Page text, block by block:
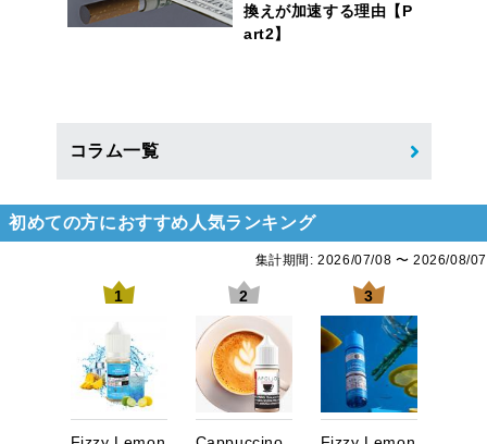
換えが加速する理由【P
art2】
コラム一覧
初めての方におすすめ人気ランキング
集計期間: 2026/07/08 〜 2026/08/07
1 2 3